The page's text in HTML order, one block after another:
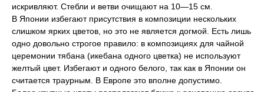
искривляют. Стебли и ветви очищают на 10—15 см.
В Японии избегают присутствия в композиции нескольких
слишком ярких цветов, но это не является догмой. Есть лишь
одно довольно строгое правило: в композициях для чайной
церемонии тябана (икебана одного цветка) не используют
желтый цвет. Избегают и одного белого, так как в Японии он
считается траурным. В Европе это вполне допустимо.